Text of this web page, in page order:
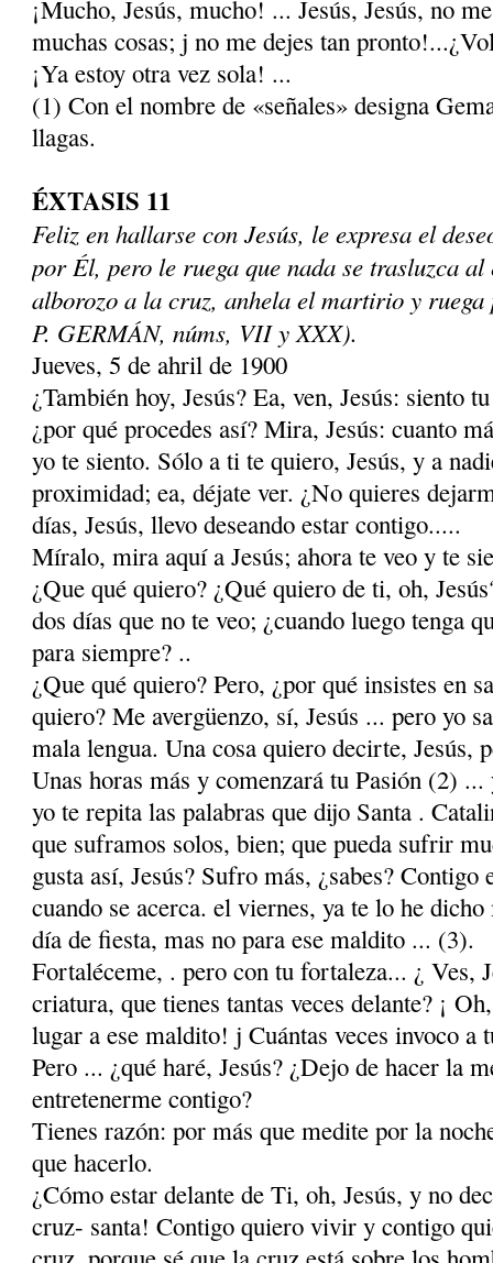
¡Mucho, Jesús, mucho! ... Jesús, Jesús, no
muchas cosas; j no me dejes tan
¡Ya estoy otra vez sola! ...
(1) Con el nombre de «señales» designa
llagas.
ÉXTASIS 11
Feliz en hallarse con Jesús, le expresa el
por Él, pero le ruega que nada se trasluzca
alborozo a la cruz, anhela el martirio y
P. GERMÁN, núms, VII y XXX).
Jueves, 5 de ahril de 1900
¿También hoy, Jesús? Ea, ven, Jesús: siento
¿por qué procedes así? Mira, Jesús: cuanto
yo te siento. Sólo a ti te quiero, Jesús, y a
proximidad; ea, déjate ver. ¿No quieres
días, Jesús, llevo deseando estar contigo.....
Míralo, mira aquí a Jesús; ahora te veo y te
¿Que qué quiero? ¿Qué quiero de ti, oh,
dos días que no te veo; ¿cuando luego tenga
para siempre? ..
¿Que qué quiero? Pero, ¿por qué insistes en
quiero? Me avergüenzo, sí, Jesús ... pero yo
mala lengua. Una cosa quiero decirte, Jesús,
Unas horas más y comenzará tu Pasión (2)
yo te repita las palabras que dijo Santa .
que suframos solos, bien; que pueda sufrir
gusta así, Jesús? Sufro más, ¿sabes?
cuando se acerca. el viernes, ya te lo he
día de fiesta, mas no para ese maldito ... (3).
Fortaléceme, . pero con tu fortaleza... ¿ Ves,
criatura, que tienes tantas veces delante? ¡
lugar a ese maldito! j Cuántas veces invoco a
Pero ... ¿qué haré, Jesús? ¿Dejo de hacer la
entretenerme contigo?
Tienes razón: por más que medite por la
que hacerlo.
¿Cómo estar delante de Ti, oh, Jesús, y no
cruz- santa! Contigo quiero vivir y contigo